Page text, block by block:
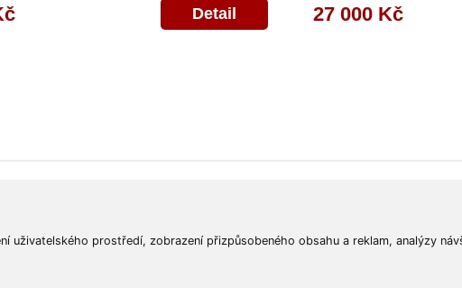
prostředí, zobrazení přizpůsobeného obsahu a reklam, analýzy
Detail 27 000 Kč